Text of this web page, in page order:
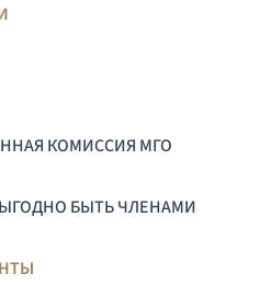
КОМИССИЯ МГО
БЫТЬ ЧЛЕНАМИ